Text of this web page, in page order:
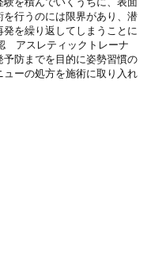
行うのには限界があり、潜
を繰り返してしまうことに
アスレティックトレーナ
防までを目的に姿勢習慣の
ーの処方を施術に取り入れ